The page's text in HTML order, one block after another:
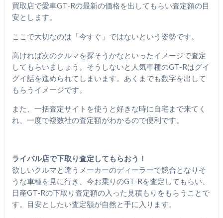
買取店で愛車GT-Rの最新の価格を出してもらい査定額の目
安とします。
ここで大切なのは「今すぐ」ではないという姿勢です。
高ければ次のクルマを探そうかなといったイメージで査定
してもらいましょう。そうしないと人気車種のGT-Rはグイ
グイ話を進められてしまいます。あくまでも数字を出して
もらうイメージです。
また、一括査定サイトを使うと好きな時に自宅まで来てく
れ、一度で複数社の査定額がわかるので便利です。
ライバル店で下取り査定してもらおう！
欲しいクルマと違うメーカーのディーラーで競合となりそ
うな車種を見に行き、今お乗りのGT-Rを査定してもらい、
日産GT-Rの下取り査定額の入った見積もりをもらうことで
す。目安としたい査定額が自然と手に入ります。